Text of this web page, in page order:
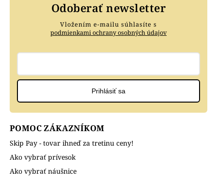
POMOC ZÁKAZNÍKOM
Skip Pay - tovar ihneď za tretinu ceny!
Ako vybrať prívesok
Ako vybrať náušnice
Odoberať newsletter
Vložením e-mailu súhlasíte s
podmienkami ochrany osobných údajov
Prihlásiť sa